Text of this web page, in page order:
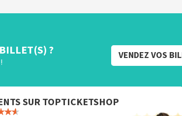
? VENDEZ VOS
SUR TOPTICKETSHOP